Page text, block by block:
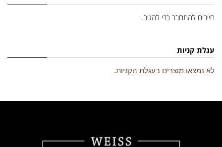
חייבים להתחבר כדי להגיב.
עגלת קניות
לא נמצאו מוצרים בעגלת הקניות.